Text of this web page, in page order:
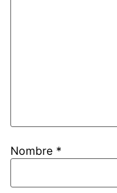
Nombre *